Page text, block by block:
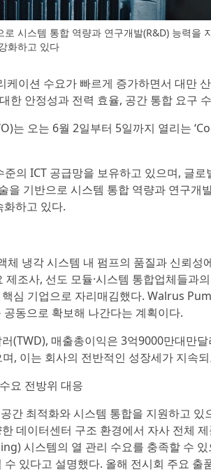
시스템 통합 역량과 연구개발(R&D) 능력을
화하고 있다
케이션 수요가 빠르게 증가하면서 대만
한 안정성과 전력 효율, 공간 통합 요구
오는 6월 2일부터 5일까지 열리는
의 ICT 공급망을 보유하고 있으며, 글로
기반으로 시스템 통합 역량과 연구개
하고 있다.
냉각 시스템 내 펌프의 품질과 신뢰성
조사, 선도 모듈·시스템 통합업체들과
심 기업으로 자리매김했다. Walrus
동으로 확보해 나간다는 계획이다.
매출총이익은 3억9000만대만달
, 이는 회사의 전반적인 성장세가 지속
요 전방위 대응
최적화와 시스템 통합을 지원하고 있
데이터센터 구조 환경에서 자사 전체
시스템의 열 관리 수요를 충족할 수
있다고 설명했다. 올해 전시회 주요 출